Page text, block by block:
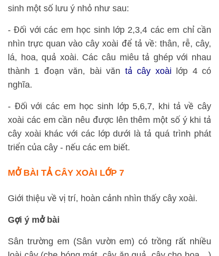
sinh một số lưu ý nhỏ như sau:
- Đối với các em học sinh lớp 2,3,4 các em chỉ cần
nhìn trực quan vào cây xoài để tả về: thân, rễ, cây,
lá, hoa, quả xoài. Các câu miêu tả ghép với nhau
thành 1 đoạn văn, bài văn tả cây xoài lớp 4 có
nghĩa.
- Đối với các em học sinh lớp 5,6,7, khi tả về cây
xoài các em cần nêu được lên thêm một số ý khi tả
cây xoài khác với các lớp dưới là tả quá trình phát
triển của cây - nếu các em biết.
MỞ BÀI TẢ CÂY XOÀI LỚP 7
Giới thiệu về vị trí, hoàn cảnh nhìn thấy cây xoài.
Gợi ý mở bài
Sân trường em (Sân vườn em) có trồng rất nhiều